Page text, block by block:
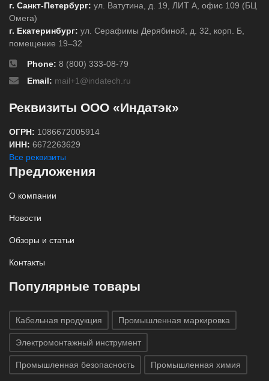
г. Санкт-Петербург: ул. Ватутина, д. 19, ЛИТ А, офис 109 (БЦ
Омега)
г. Екатеринбург: ул. Серафимы Дерябиной, д. 32, корп. Б,
помещение 19–32
Phone: 8 (800) 333-08-79
Email: mail+1@indatech.ru
Реквизиты ООО «Индатэк»
ОГРН: 1086672005914
ИНН: 6672263629
Все реквизиты
Предложения
О компании
Новости
Обзоры и статьи
Контакты
Популярные товары
Кабельная продукция Промышленная маркировка
Электромонтажный инструмент
Промышленная безопасность Промышленная химия